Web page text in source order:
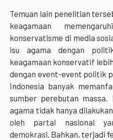
Temuan lain penelitian
keagamaan
konservatisme di media
isu agama dengan
keagamaan konservatif
dengan event-event politik
Indonesia banyak
sumber perebutan massa.
agama tidak hanya
oleh partai nasional
demokrasi. Bahkan, terjadi